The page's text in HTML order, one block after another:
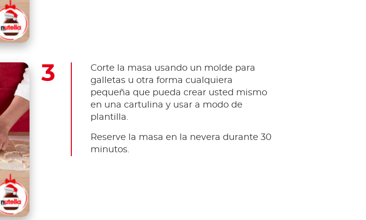
Corte la masa usando un molde para
galletas u otra forma cualquiera
pequeña que pueda crear usted mismo
en una cartulina y usar a modo de
plantilla.
Reserve la masa en la nevera durante 30
minutos.